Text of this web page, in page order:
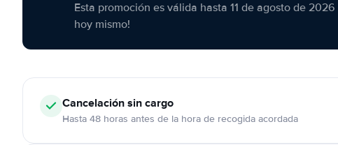
Esta promoción es válida hasta 11 de agosto de 2026
hoy mismo!
Cancelaciónsin cargo
Hasta 48 horas antes de la hora de recogida acordada